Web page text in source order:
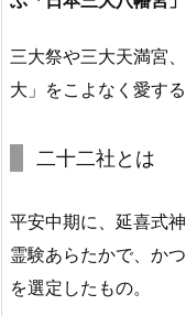
三大祭や三大天満宮
大」をこよなく愛す
二十二社とは
平安中期に、延喜式
霊験あらたかで、か
を選定したもの。